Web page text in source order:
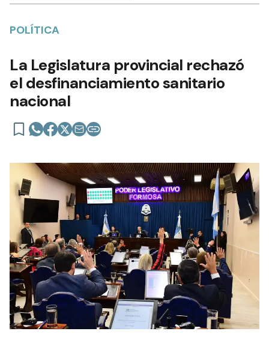
POLÍTICA
La Legislatura provincial rechazó
el desfinanciamiento sanitario
nacional